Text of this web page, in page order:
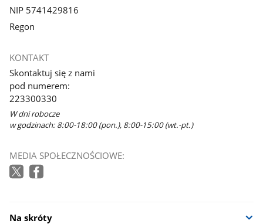
NIP 5741429816
Regon
KONTAKT
Skontaktuj się z nami
pod numerem:
223300330
W dni robocze
w godzinach: 8:00-18:00 (pon.), 8:00-15:00 (wt.-pt.)
MEDIA SPOŁECZNOŚCIOWE:
Na skróty